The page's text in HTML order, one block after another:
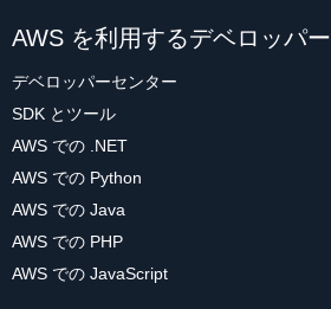
AWS を利用するデベロッパー
デベロッパーセンター
SDK とツール
AWS での .NET
AWS での Python
AWS での Java
AWS での PHP
AWS での JavaScript